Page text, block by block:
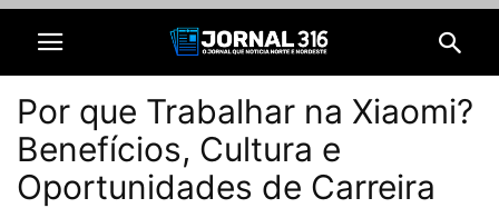
Por que Trabalhar na Xiaomi?
Benefícios, Cultura e
Oportunidades de Carreira